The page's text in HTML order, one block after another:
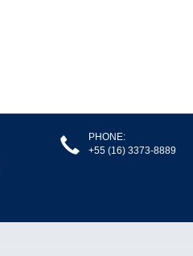
PHONE:
+55 (16) 3373-8889